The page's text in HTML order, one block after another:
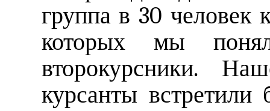
группа в 30 человек
которых мы
второкурсники.
курсанты встретили